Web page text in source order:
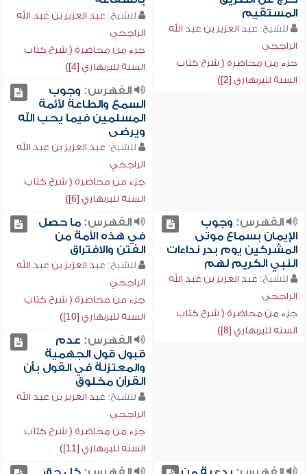
المستقيم
للشيخ: عبد العزيز بن عبد الله
الراجحي
جزء من محاضرة ( شرح كتاب
السنة للبربهاري [2])
للشيخ: عبد العزيز بن عبد الله
الراجحي
جزء من محاضرة ( شرح كتاب
السنة للبربهاري [4])
الفهرس: وجوب
السمع والطاعة لأئمة
المسلمين فيما يحب الله
ويرضى
للشيخ: عبد العزيز بن عبد الله
الراجحي
جزء من محاضرة ( شرح كتاب
السنة للبربهاري [6])
الفهرس: وجوب
الإيمان بسماع موتى
المشركين يوم بدر نداءات
النبي الكريم لهم
للشيخ: عبد العزيز بن عبد الله
الراجحي
جزء من محاضرة ( شرح كتاب
السنة للبربهاري [8])
الفهرس:ما حصل
في هذه الأمة من
الفتن والافتراق
للشيخ: عبد العزيز بن عبد الله
الراجحي
جزء من محاضرة ( شرح كتاب
السنة للبربهاري [10])
الفهرس: عدم
قبول قول الجهمية
والمعتزلة في القول بأن
القرآن مخلوق
للشيخ: عبد العزيز بن عبد الله
الراجحي
جزء من محاضرة ( شرح كتاب
السنة للبربهاري [11])